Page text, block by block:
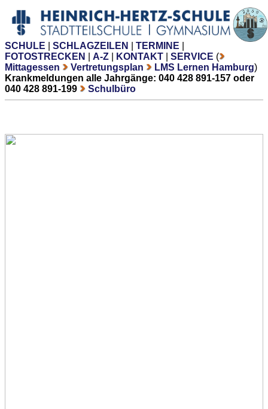
SCHULE SCHLAGZEILEN TERMINE
FOTOSTRECKEN
A-Z KONTAKT SERVICE (
Mittagessen
Vertretungsplan LMS Lernen Hamburg)
Krankmeldungen alle Jahrgänge: 040 428 891-157 oder
040 428 891-199
Schulbüro